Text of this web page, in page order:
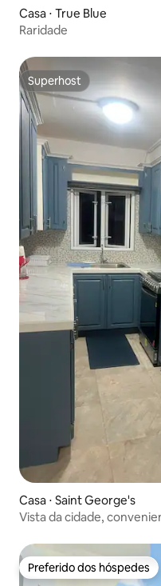
Casa ⋅ True Blue
Raridade
Superhost
Superhost
Casa ⋅ Saint George's
Vista da cidade,
Preferido dos hóspedes
Preferido dos hóspedes